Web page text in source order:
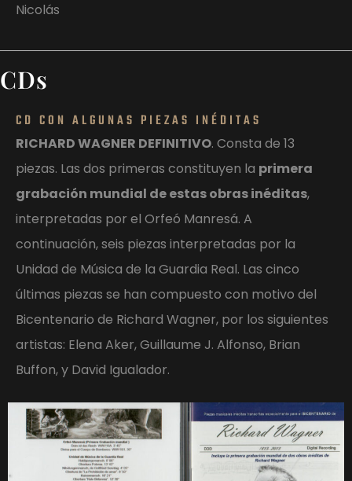
Nicolás
CDs
CD CON ALGUNAS PIEZAS INÉDITAS
RICHARD WAGNER DEFINITIVO. Consta de 13
piezas. Las dos primeras constituyen la primera
grabación mundial de estas obras inéditas,
interpretadas por el Orfeó Manresá. A
continuación, seis piezas interpretadas por la
Unidad de Música de la Guardia Real. Las cinco
últimas piezas se han compuesto con motivo del
Bicentenario de Richard Wagner, por los siguientes
artistas: Elena Aker, Guillaume J. Alfonso, Brian
Buffon, y David Igualador.